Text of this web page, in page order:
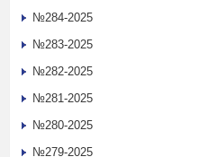
№284-2025
№283-2025
№282-2025
№281-2025
№280-2025
№279-2025